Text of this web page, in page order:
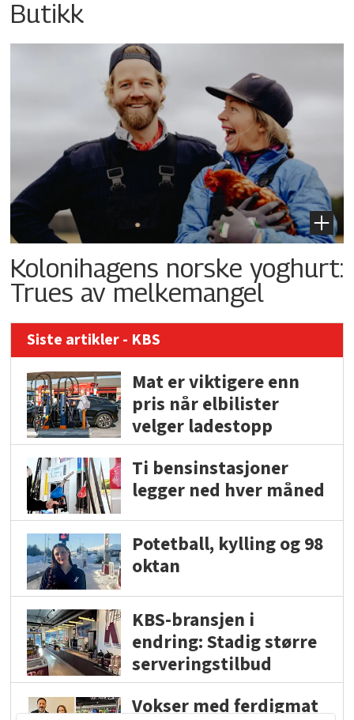
Butikk
Kolonihagens norske yoghurt:
Trues av melkemangel
Siste artikler - KBS
Mat er viktigere enn
pris når elbilister
velger ladestopp
Ti bensinstasjoner
legger ned hver måned
Potetball, kylling og 98
oktan
KBS-bransjen i
endring: Stadig større
serveringstilbud
Vokser med ferdigmat